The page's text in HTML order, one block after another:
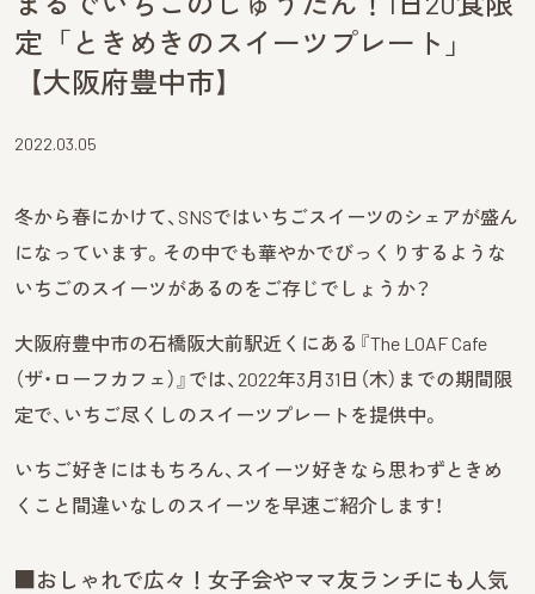
定「ときめきのスイーツプレート」
【大阪府豊中市】
2022.03.05
冬から春にかけて、SNSではいちごスイーツのシェアが盛ん
になっています。その中でも華やかでびっくりするような
いちごのスイーツがあるのをご存じでしょうか？
大阪府豊中市の石橋阪大前駅近くにある『The LOAF Cafe
（ザ・ローフカフェ）』では、2022年3月31日（木）までの期間限
定で、いちご尽くしのスイーツプレートを提供中。
いちご好きにはもちろん、スイーツ好きなら思わずときめ
くこと間違いなしのスイーツを早速ご紹介します！
■おしゃれで広々！女子会やママ友ランチにも人気